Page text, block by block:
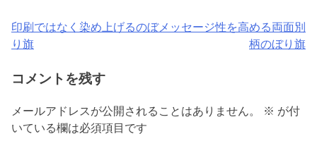
投
ナ
ビ
ゲ
印刷ではなく染め上げるのぼ
り旗
メッセージ性を高める両面別
柄のぼり旗
コメントを残す
メールアドレスが公開されることはありません。 ※ が付
いている欄は必須項目です